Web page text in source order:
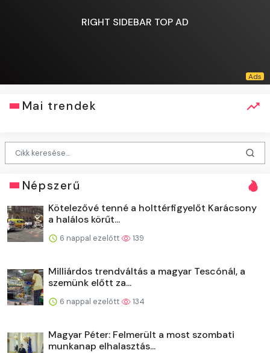
RIGHT SIDEBAR TOP AD
Mai trendek
Népszerű
Kötelezővé tenné a holttérfigyelőt Karácsony
a halálos körűt...
6 nappal ezelőtt 139
Milliárdos trendváltás a magyar Tescónál, a
szemünk előtt za...
6 nappal ezelőtt 134
Magyar Péter: Felmerült a most szombati
munkanap elhalasztás...